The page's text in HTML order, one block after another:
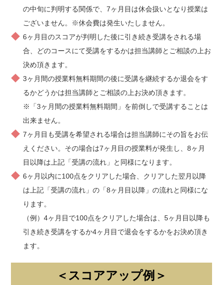
の中旬に判明する関係で、7ヶ月目は休会扱いとなり授業は
ございません。※休会費は発生いたしません。
6ヶ月目のスコアが判明した後に引き続き受講をされる場
合、どのコースにて受講をするかは担当講師とご相談の上お
決め頂きます。
3ヶ月間の授業料無料期間の後に受講を継続するか退会をす
るかどうかは担当講師とご相談の上お決め頂きます。
※「3ヶ月間の授業料無料期間」を前倒しで受講することは
出来ません。
7ヶ月目も受講を希望される場合は担当講師にその旨をお伝
えください。その場合は7ヶ月目の授業料が発生し、8ヶ月
目以降は上記「受講の流れ」と同様になります。
6ヶ月以内に100点をクリアした場合、クリアした翌月以降
は上記「受講の流れ」の「8ヶ月目以降」の流れと同様にな
ります。
（例）4ヶ月目で100点をクリアした場合は、5ヶ月目以降も
引き続き受講をするか4ヶ月目で退会をするかをお決め頂き
ます。
＜スコアアップ例＞